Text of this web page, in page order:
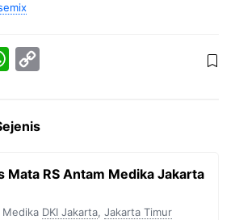
W
t
A
p
y
n
Mata RS Antam Medika Jakarta
Medika DKI Jakarta, Jakarta Timur